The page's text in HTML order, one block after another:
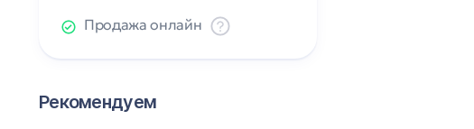
Продажа онлайн
Рекомендуем